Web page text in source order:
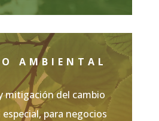
AMBIENTAL
mitigación del cambio
para negocios